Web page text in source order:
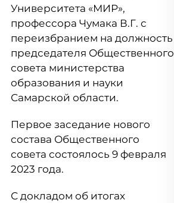
Университета «МИР»,
профессора Чумака В.Г. с
переизбранием на должность
председателя Общественного
совета министерства
образования и науки
Самарской области.
Первое заседание нового
состава Общественного
совета состоялось 9 февраля
2023 года.
С докладом об итогах